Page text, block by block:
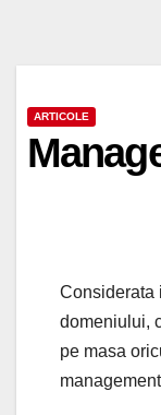
ARTICOLE
Considerata
domeniului,
pe masa